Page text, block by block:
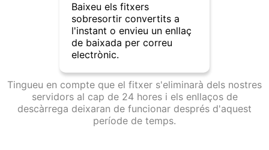
Baixeu els fitxers
sobresortir convertits a
l'instant o envieu un enllaç
de baixada per correu
electrònic.
Tingueu en compte que el fitxer s'eliminarà dels nostres
servidors al cap de 24 hores i els enllaços de
descàrrega deixaran de funcionar després d'aquest
període de temps.